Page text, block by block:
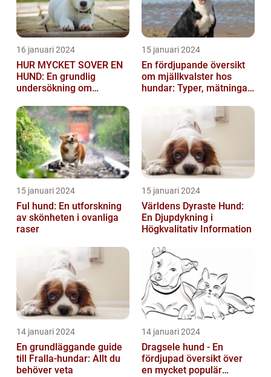
16 januari 2024
HUR MYCKET SOVER EN
HUND: En grundlig
undersökning om
15 januari 2024
En fördjupande översikt
om mjällkvalster hos
hundar: Typer, mätningar
15 januari 2024
Ful hund: En utforskning
av skönheten i ovanliga
raser
15 januari 2024
Världens Dyraste Hund:
En Djupdykning i
Högkvalitativ Information
14 januari 2024
En grundläggande guide
till Fralla-hundar: Allt du
behöver veta
14 januari 2024
Dragsele hund - En
fördjupad översikt över
en mycket populär